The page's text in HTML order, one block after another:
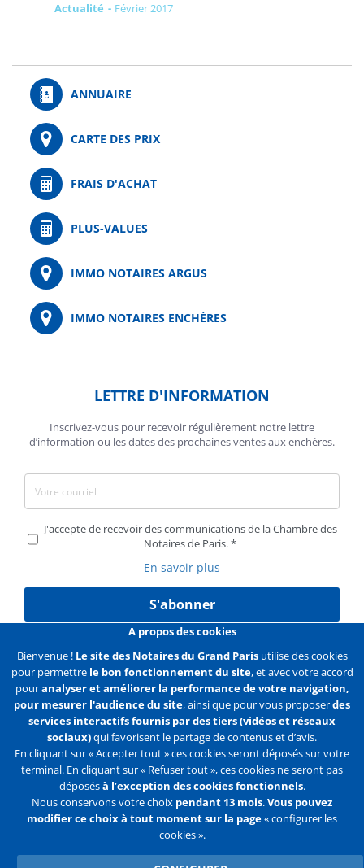
Actualité février 2017
ANNUAIRE
CARTE DES PRIX
FRAIS D'ACHAT
PLUS-VALUES
IMMO NOTAIRES ARGUS
IMMO NOTAIRES ENCHÈRES
LETTRE D'INFORMATION
Inscrivez-vous pour recevoir régulièrement notre lettre
d’information ou les dates des prochaines ventes aux enchères.
J'accepte de recevoir des communications de la Chambre des
Notaires de Paris.
En savoir plus
S'abonner
Liens Mentions légales Données personnelles
Politique des cookies Configurer les cookies
Liens
2e
ligne
Accueil Contact Plan du site
Flux
FacebookYoutube
Twitter
A propos des cookies
Bienvenue ! Le site des Notaires du Grand Parisutilise des cookies
pour permettre le bon fonctionnement du site, et avec votre accord
pouranalyser et améliorer la performance de votre navigation,
pour mesurer l'audience du site, ainsi que pour vous proposerdes
services interactifs fournis par des tiers (vidéos et réseaux
sociaux)qui favorisent le partage de contenus et d’avis.
En cliquant sur « Accepter tout » ces cookies seront déposés sur votre
terminal. En cliquant sur « Refuser tout », ces cookies ne seront pas
déposésà l’exception des cookies fonctionnels.
Nous conservons votre choix pendant 13 mois.Vous pouvez
modifier ce choix à tout moment sur la page« configurer les
cookies ».